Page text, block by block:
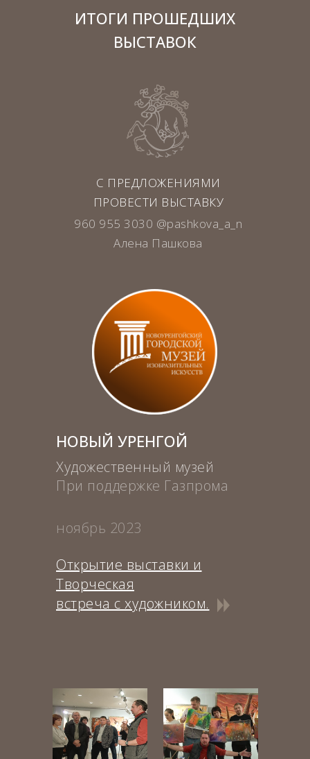
С ПРЕДЛОЖЕНИЯМИ
ПРОВЕСТИ ВЫСТАВКУ
960 955 3030 @pashkova_a_n
Алена Пашкова
ИТОГИ ПРОШЕДШИХ
ВЫСТАВОК
НОВЫЙ УРЕНГОЙ
ноябрь 2023
Художественный музей
Открытие выставки и
Творческая
встреча с художником.
При поддержке Газпрома